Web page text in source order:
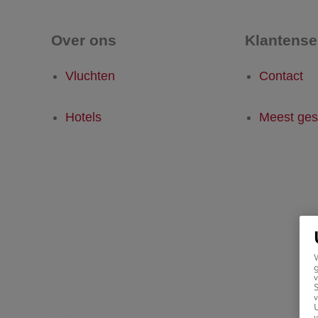
Over ons
Vluchten
Hotels
Contact
Meest